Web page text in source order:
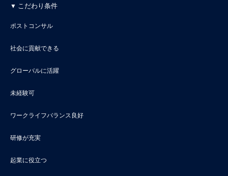
こだわり条件
ポストコンサル
社会に貢献できる
グローバルに活躍
未経験可
ワークライフバランス良好
研修が充実
起業に役立つ